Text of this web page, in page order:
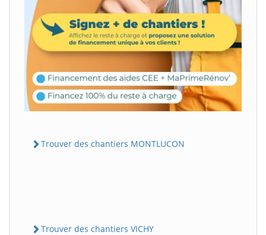
Trouver des chantiers MONTLUCON
Trouver des chantiers VICHY